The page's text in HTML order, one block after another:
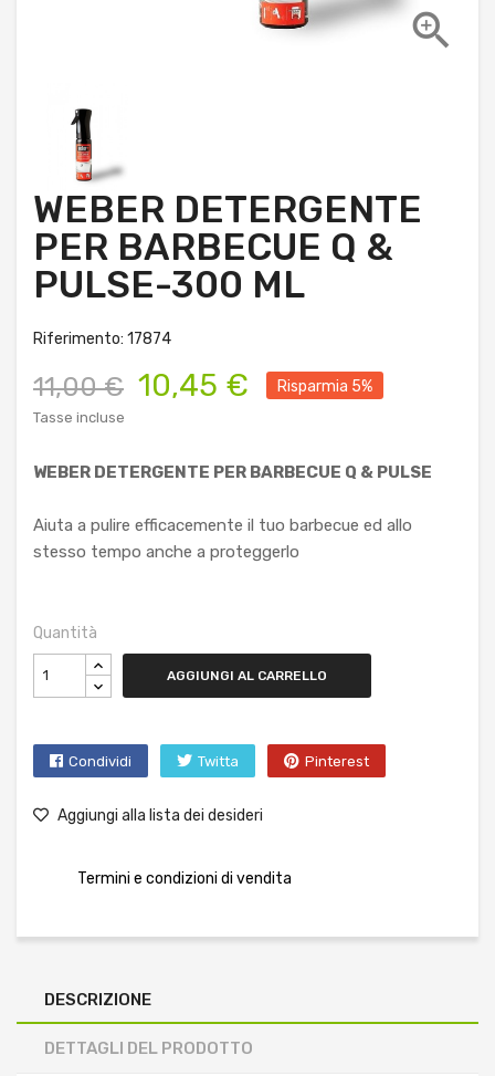

WEBER DETERGENTE
PER BARBECUE Q &
PULSE-300 ML
Riferimento: 17874
11,00 € 10,45 € Risparmia 5%
Tasse incluse
WEBER DETERGENTE PER BARBECUE Q & PULSE
Aiuta a pulire efficacemente il tuo barbecue ed allo
stesso tempo anche a proteggerlo
Quantità
AGGIUNGI AL CARRELLO
Condividi Twitta Pinterest
Aggiungi alla lista dei desideri
Termini e condizioni di vendita
DESCRIZIONE
DETTAGLI DEL PRODOTTO